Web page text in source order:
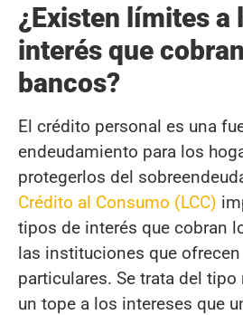
¿Existen límites a
interés que
bancos?
El crédito personal es una
endeudamiento para los
protegerlos del
Crédito al Consumo (LCC)
tipos de interés que cobran
las instituciones que
particulares. Se trata del
un tope a los intereses que